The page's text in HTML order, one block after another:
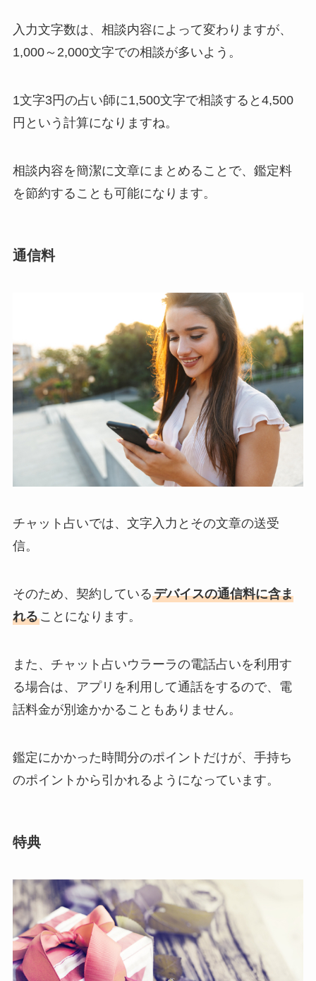
入力文字数は、相談内容によって変わりますが、
1,000～2,000文字での相談が多いよう。
1文字3円の占い師に1,500文字で相談すると4,500
円という計算になりますね。
相談内容を簡潔に文章にまとめることで、鑑定料
を節約することも可能になります。
通信料
チャット占いでは、文字入力とその文章の送受
信。
そのため、契約しているデバイスの通信料に含ま
れることになります。
また、チャット占いウラーラの電話占いを利用す
る場合は、アプリを利用して通話をするので、電
話料金が別途かかることもありません。
鑑定にかかった時間分のポイントだけが、手持ち
のポイントから引かれるようになっています。
特典